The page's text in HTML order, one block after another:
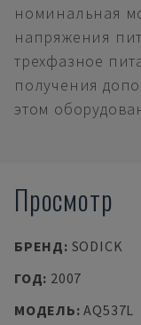
номинальная
напряжения
трехфазное
получения
этом
Просмотр
БРЕНД: SODICK
ГОД: 2007
МОДЕЛЬ:AQ537L